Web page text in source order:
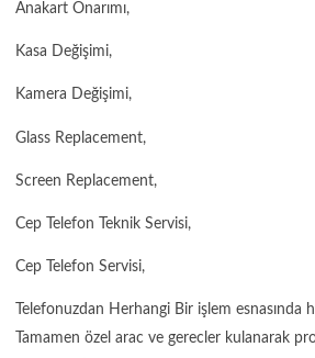
Anakart Onarımı,
Kasa Değişimi,
Kamera Değişimi,
Glass Replacement,
Screen Replacement,
Cep Telefon Teknik Servisi,
Cep Telefon Servisi,
Telefonuzdan Herhangi Bir işlem esnasında
Tamamen özel arac ve gerecler kulanarak